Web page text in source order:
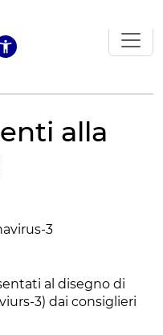
Apri le
alla
al disegno di
3) dai consiglieri